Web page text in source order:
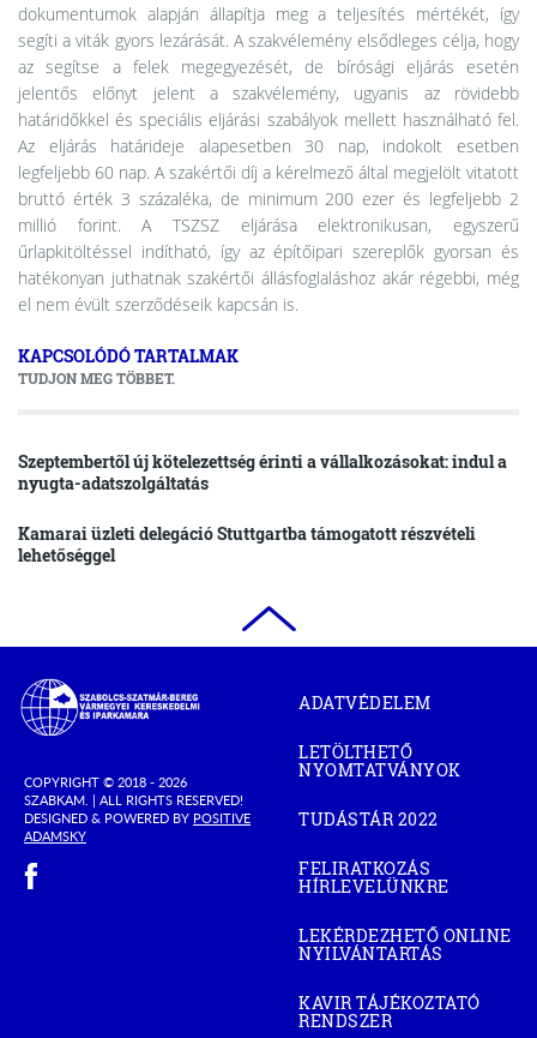
dokumentumok alapján állapítja meg a teljesítés mértékét, így
segíti a viták gyors lezárását. A szakvélemény elsődleges célja, hogy
az segítse a felek megegyezését, de bírósági eljárás esetén
jelentős előnyt jelent a szakvélemény, ugyanis az rövidebb
határidőkkel és speciális eljárási szabályok mellett használható fel.
Az eljárás határideje alapesetben 30 nap, indokolt esetben
legfeljebb 60 nap. A szakértői díj a kérelmező által megjelölt vitatott
bruttó érték 3 százaléka, de minimum 200 ezer és legfeljebb 2
millió forint. A TSZSZ eljárása elektronikusan, egyszerű
űrlapkitöltéssel indítható, így az építőipari szereplők gyorsan és
hatékonyan juthatnak szakértői állásfoglaláshoz akár régebbi, még
el nem évült szerződéseik kapcsán is.
KAPCSOLÓDÓ TARTALMAK
TUDJON MEG TÖBBET.
Szeptembertől új kötelezettség érinti a vállalkozásokat: indul a
nyugta-adatszolgáltatás
Kamarai üzleti delegáció Stuttgartba támogatott részvételi
lehetőséggel
Szabolcs-
Szatmár-
Bereg
Kereskedelmi
és
Iparkamara
COPYRIGHT © 2018 - 2026
SZABKAM. | ALL RIGHTS RESERVED!
DESIGNED & POWERED BY POSITIVE
ADAMSKY(OPEN
ADATVÉDELEM
LETÖLTHETŐ
NYOMTATVÁNYOK
TUDÁSTÁR 2022(OPEN
WINDOW)
FELIRATKOZÁS
HÍRLEVELÜNKRE
LEKÉRDEZHETŐ ONLINE
NYILVÁNTARTÁS
NEW
WINDOW)
KAVIR TÁJÉKOZTATÓ
RENDSZER(OPEN